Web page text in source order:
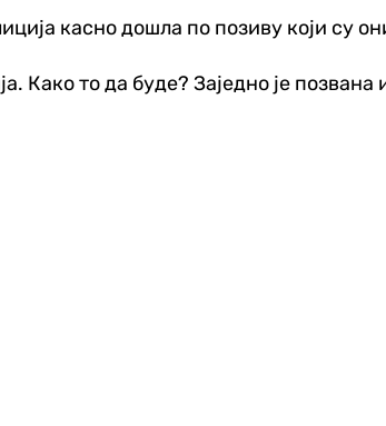
касно дошла по позиву који су
Како то да буде? Заједно је позвана